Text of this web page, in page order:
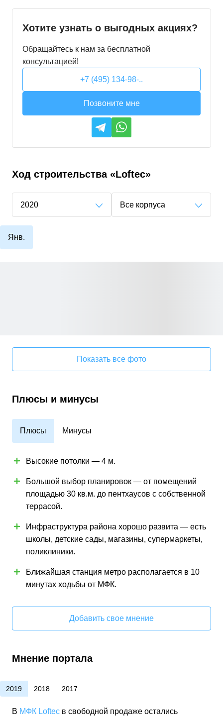
Хотите узнать о выгодных акциях?
Обращайтесь к нам за бесплатной
консультацией!
+7 (495) 134-98-..
Позвоните мне
Ход строительства «Loftec»
2020 Все корпуса
Янв.
Показать все фото
Плюсы и минусы
Плюсы Минусы
Высокие потолки — 4 м.
Большой выбор планировок — от помещений
площадью 30 кв.м. до пентхаусов с собственной
террасой.
Инфраструктура района хорошо развита — есть
школы, детские сады, магазины, супермаркеты,
поликлиники.
Ближайшая станция метро располагается в 10
минутах ходьбы от МФК.
Добавить свое мнение
Мнение портала
2019 2018 2017
В МФК Loftec в свободной продаже остались